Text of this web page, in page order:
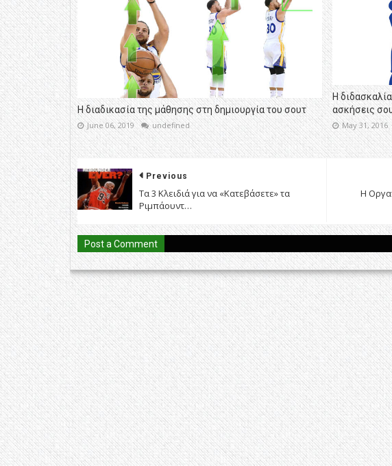
Η διαδικασία της μάθησης στη δημιουργία του σουτ
June 06, 2019 undefined
Η
ασκήσεις
May 31, 2016
Η
Previous
Τα 3 Κλειδιά για να «Κατεβάσετε» τα
Ριμπάουντ…
Post a Comment